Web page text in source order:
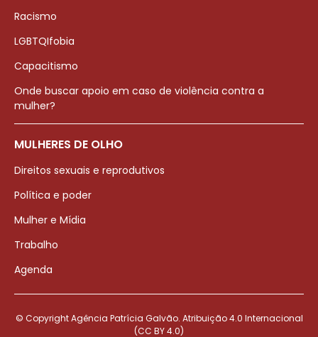
Racismo
LGBTQIfobia
Capacitismo
Onde buscar apoio em caso de violência contra a
mulher?
MULHERES DE OLHO
Direitos sexuais e reprodutivos
Política e poder
Mulher e Mídia
Trabalho
Agenda
© Copyright Agência Patrícia Galvão. Atribuição 4.0 Internacional
(CC BY 4.0)